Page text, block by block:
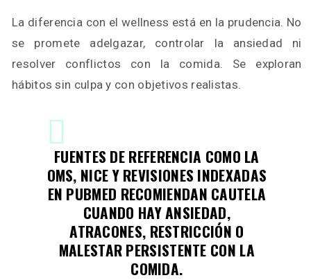
La diferencia con el wellness está en la prudencia. No
se promete adelgazar, controlar la ansiedad ni
resolver conflictos con la comida. Se exploran
hábitos sin culpa y con objetivos realistas.
FUENTES DE REFERENCIA COMO LA
OMS, NICE Y REVISIONES INDEXADAS
EN PUBMED RECOMIENDAN CAUTELA
CUANDO HAY ANSIEDAD,
ATRACONES, RESTRICCIÓN O
MALESTAR PERSISTENTE CON LA
COMIDA.